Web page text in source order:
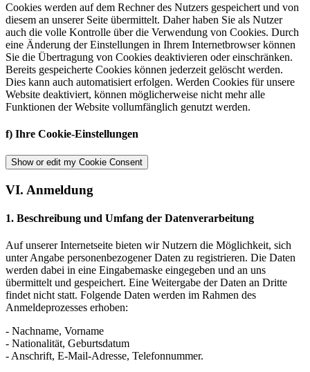
Cookies werden auf dem Rechner des Nutzers gespeichert und von
diesem an unserer Seite übermittelt. Daher haben Sie als Nutzer
auch die volle Kontrolle über die Verwendung von Cookies. Durch
eine Änderung der Einstellungen in Ihrem Internetbrowser können
Sie die Übertragung von Cookies deaktivieren oder einschränken.
Bereits gespeicherte Cookies können jederzeit gelöscht werden.
Dies kann auch automatisiert erfolgen. Werden Cookies für unsere
Website deaktiviert, können möglicherweise nicht mehr alle
Funktionen der Website vollumfänglich genutzt werden.
​f) Ihre Cookie-Einstellungen
Show or edit my Cookie Consent
VI. Anmeldung
1. Beschreibung und Umfang der Datenverarbeitung
Auf unserer Internetseite bieten wir Nutzern die Möglichkeit, sich
unter Angabe personenbezogener Daten zu registrieren. Die Daten
werden dabei in eine Eingabemaske eingegeben und an uns
übermittelt und gespeichert. Eine Weitergabe der Daten an Dritte
findet nicht statt. Folgende Daten werden im Rahmen des
Anmeldeprozesses erhoben:
- Nachname, Vorname
- Nationalität, Geburtsdatum
- Anschrift, E-Mail-Adresse, Telefonnummer.